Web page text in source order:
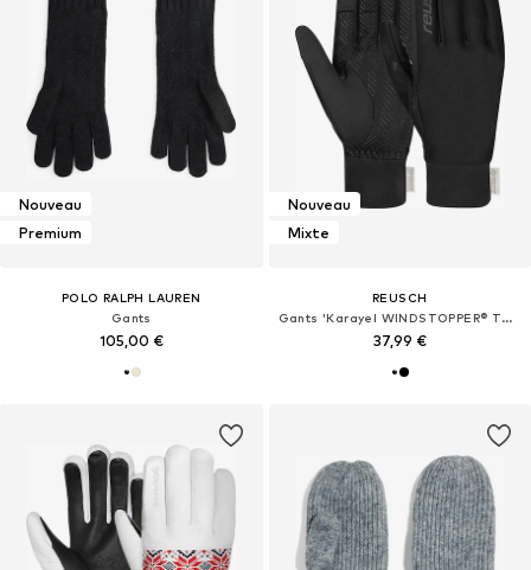
Nouveau
Premium
POLO RALPH LAUREN
Gants
105,00 €
Nouveau
Mixte
REUSCH
Gants 'Karayel WINDSTOPPER® TOUCH-TEC'
37,99 €